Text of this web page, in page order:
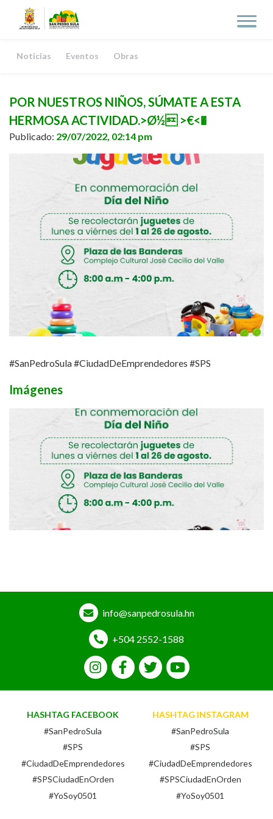
Noticias Eventos Obras
POR NUESTROS NIÑOS, SÚMATE A ESTA
HERMOSA ACTIVIDAD.>Ø½ >€<�
Publicado: 29/07/2022, 02:14 pm
#SanPedroSula#CiudadDeEmprendedores #SPS
Imágenes
info@sanpedrosula.hn
+504 2552-1588
HASHTAG FACEBOOK
#SanPedroSula
#SPS
#CiudadDeEmprendedores
#SPSCiudadEnOrden
#YoSoy0501
HASHTAG INSTAGRAM
#SanPedroSula
#SPS
#CiudadDeEmprendedores
#SPSCiudadEnOrden
#YoSoy0501